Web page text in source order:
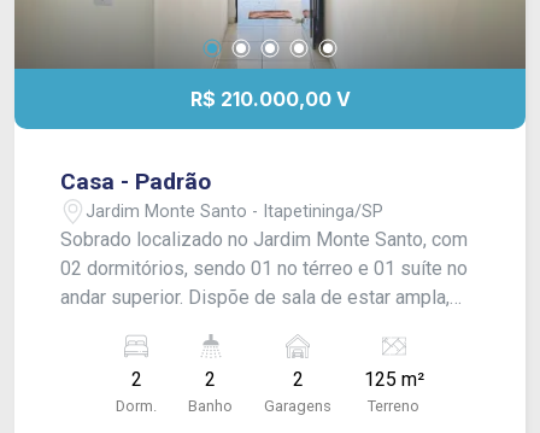
R$ 210.000,00 V
Casa - Padrão
Jardim Monte Santo - Itapetininga/SP
Sobrado localizado no Jardim Monte Santo, com
02 dormitórios, sendo 01 no térreo e 01 suíte no
andar superior. Dispõe de sala de estar ampla,
área de serviço coberta. Oferece garagem para
02 veículos. Acabamento em laje e piso frio.
2
Dorm.
2
Banho
2
Garagens
125 m²
Terreno